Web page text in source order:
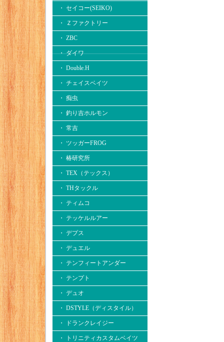
・ セイコー(SEIKO)
・ Ｚファクトリー
・ ZBC
・ ダイワ
・ Double.H
・ チェイスベイツ
・ 痴虫
・ 釣り吉ホルモン
・ 常吉
・ ツッガーFROG
・ 椿研究所
・ TEX（テックス）
・ THタックル
・ ティムコ
・ テッケルルアー
・ デプス
・ デュエル
・ テンフィートアンダー
・ テンプト
・ デュオ
・ DSTYLE（ディスタイル）
・ ドランクレイジー
・ トリニティカスタムベイツ